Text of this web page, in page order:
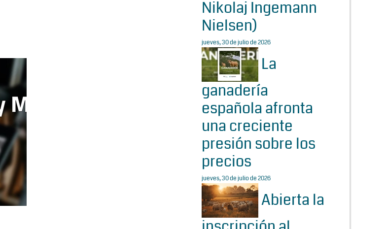
Nikolaj Ingemann
Nielsen)
jueves, 30 de julio de 2026
La
ganadería
española afronta
una creciente
presión sobre los
precios
jueves, 30 de julio de 2026
Abierta la